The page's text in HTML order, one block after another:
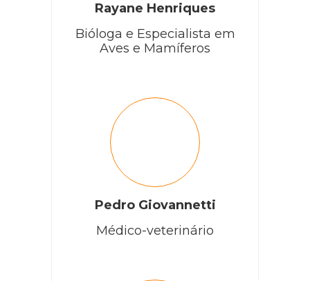
Rayane Henriques
Bióloga e Especialista em
Aves e Mamíferos
Pedro Giovannetti
Médico-veterinário